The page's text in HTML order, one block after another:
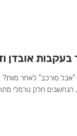
אובדן
מורכב" לאחר מוות?
הנחשבים חלק נורמלי